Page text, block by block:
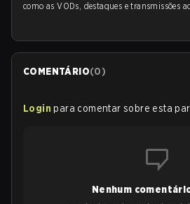
como as VODs, destaques e transmissões
COMENTÁRIO(0)
Login para comentar sobre esta
Nenhum